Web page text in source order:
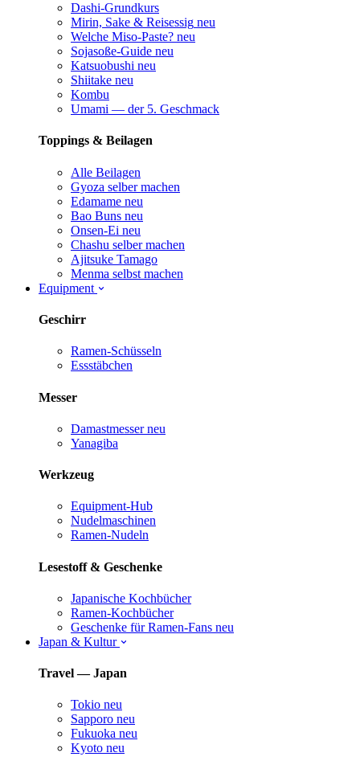
Dashi-Grundkurs
Mirin, Sake & Reisessig neu
Welche Miso-Paste? neu
Sojasoße-Guide neu
Katsuobushi neu
Shiitake neu
Kombu
Umami — der 5. Geschmack
Toppings & Beilagen
Alle Beilagen
Gyoza selber machen
Edamame neu
Bao Buns neu
Onsen-Ei neu
Chashu selber machen
Ajitsuke Tamago
Menma selbst machen
Equipment
Geschirr
Ramen-Schüsseln
Essstäbchen
Messer
Damastmesser neu
Yanagiba
Werkzeug
Equipment-Hub
Nudelmaschinen
Ramen-Nudeln
Lesestoff & Geschenke
Japanische Kochbücher
Ramen-Kochbücher
Geschenke für Ramen-Fans neu
Japan & Kultur
Travel — Japan
Tokio neu
Sapporo neu
Fukuoka neu
Kyoto neu